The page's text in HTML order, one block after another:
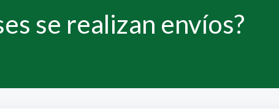
se realizan envíos?